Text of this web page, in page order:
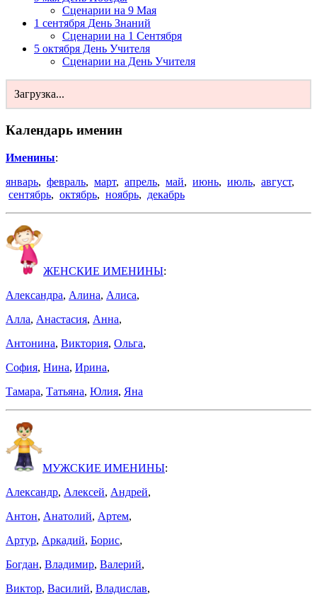
Сценарии на 9 Мая
1 сентября День Знаний
Сценарии на 1 Сентября
5 октября День Учителя
Сценарии на День Учителя
Загрузка...
Календарь именин
Именины:
январь, февраль, март, апрель, май, июнь, июль, август,
сентябрь, октябрь, ноябрь, декабрь
ЖЕНСКИЕ ИМЕНИНЫ:
Александра, Алина, Алиса,
Алла, Анастасия, Анна,
Антонина, Виктория, Ольга,
София, Нина, Ирина,
Тамара, Татьяна, Юлия, Яна
МУЖСКИЕ ИМЕНИНЫ:
Александр, Алексей, Андрей,
Антон, Анатолий, Артем,
Артур, Аркадий, Борис,
Богдан, Владимир, Валерий,
Виктор, Василий, Владислав,